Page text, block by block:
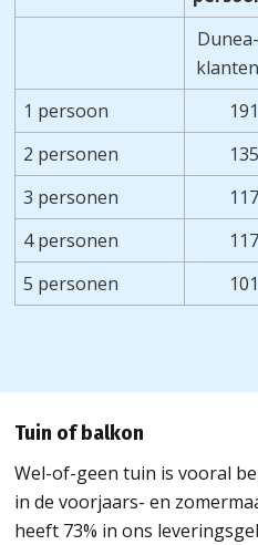
Dunea-
klanten
1 persoon
191
2 personen
135
3 personen
117
4 personen
117
5 personen
101
Tuin of balkon
Wel-of-geen tuin is vooral
in de voorjaars- en zomer
heeft 73% in ons